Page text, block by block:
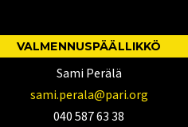
VALMENNUSPÄÄLLIKKÖ
Sami Perälä
sami.perala@pari.org
040 587 63 38